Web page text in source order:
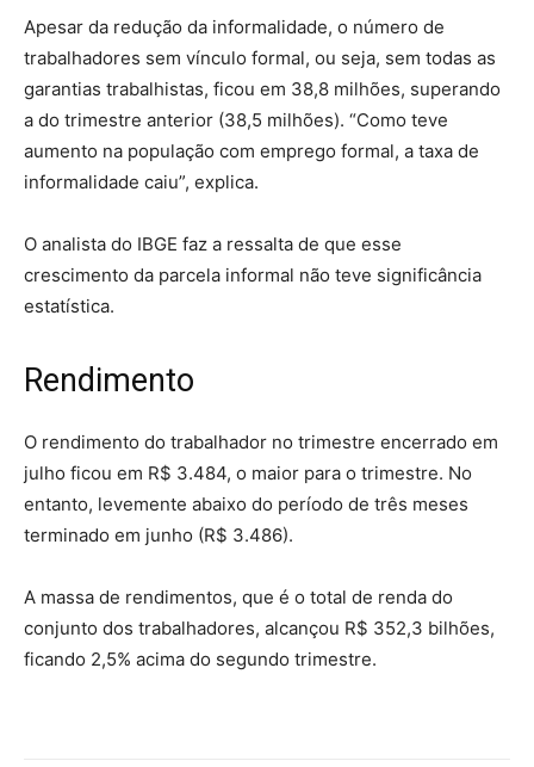
Apesar da redução da informalidade, o número de
trabalhadores sem vínculo formal, ou seja, sem todas as
garantias trabalhistas, ficou em 38,8 milhões, superando
a do trimestre anterior (38,5 milhões). “Como teve
aumento na população com emprego formal, a taxa de
informalidade caiu”, explica.
O analista do IBGE faz a ressalta de que esse
crescimento da parcela informal não teve significância
estatística.
Rendimento
O rendimento do trabalhador no trimestre encerrado em
julho ficou em R$ 3.484, o maior para o trimestre. No
entanto, levemente abaixo do período de três meses
terminado em junho (R$ 3.486).
A massa de rendimentos, que é o total de renda do
conjunto dos trabalhadores, alcançou R$ 352,3 bilhões,
ficando 2,5% acima do segundo trimestre.